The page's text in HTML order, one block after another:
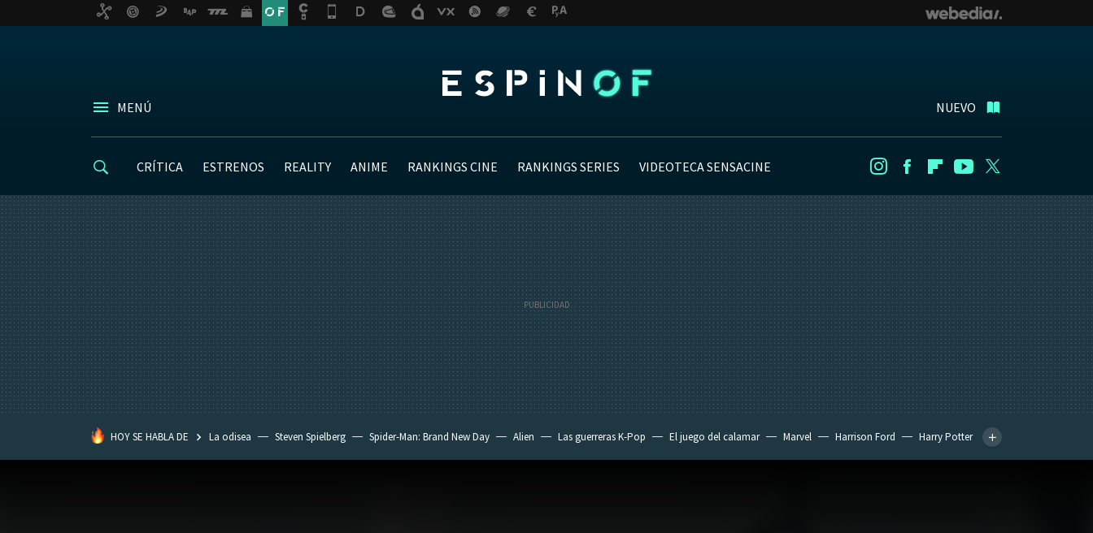
MENÚ NUEVO
CRÍTICA ESTRENOS REALITY ANIME RANKINGS CINE RANKINGS SERIES VIDEOTECA SENSACINE InstagramFacebookFlipboard
Youtube
HOY SE HABLA DE La odisea Steven Spielberg Spider-Man: Brand New Day Alien Las guerreras K-Pop El juego del calamar Marvel Harrison Ford
Harry Potter